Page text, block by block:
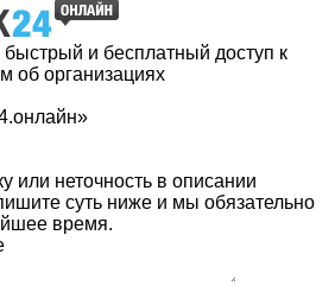
и бесплатный доступ к
об организациях
или неточность в описании
суть ниже и мы обязательно
время.